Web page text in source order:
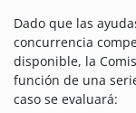
Dado que las
concurrencia
disponible, la
función de una
caso se evaluará: